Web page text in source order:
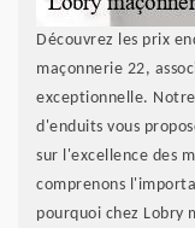
Découvrez les prix
maçonnerie 22,
exceptionnelle.
d'enduits vous
sur l'excellence des
comprenons
pourquoi chez Lobry